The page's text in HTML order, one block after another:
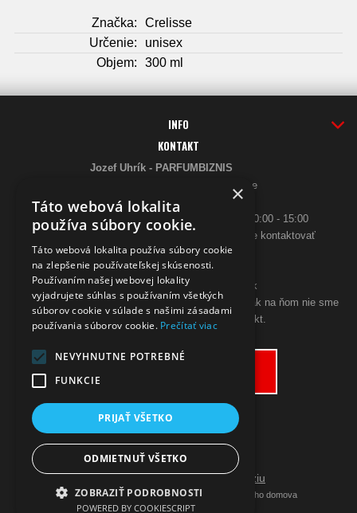
Značka:
Crelisse
Určenie:
unisex
Objem:
300 ml
INFO
KONTAKT
Jozef Uhrík - PARFUMBIZNIS
Saratovská 2926/21 93405 Levice
Telefón:
0948 005 546
- PO-PIA: 10:00 - 18:00, SO 10:00 - 15:00
ak sa aj hneď nedovoláte, budeme Vás spätne kontaktovať
Email:
poslimasem@gmail.com
objednavky@zpohodliadomova.sk
Kontaktovať nás môžete aj cez zákaznícky chat, ak na ňom nie sme
prítomný, zanechajte na seba kontakt.
Prepnúť zobrazenie na plnú verziu
Copyright 2019 - 2026 © Nakupujte z pohodlia vášho domova
×
Táto webová lokalita
používa súbory cookie.
Táto webová lokalita používa súbory cookie
na zlepšenie používateľskej skúsenosti.
Používaním našej webovej lokality
vyjadrujete súhlas s používaním všetkých
súborov cookie v súlade s našimi zásadami
používania súborov cookie. Prečítať viac
NEVYHNUTNE POTREBNÉ
FUNKCIE
PRIJAŤ VŠETKO
ODMIETNUŤ VŠETKO
ZOBRAZIŤ PODROBNOSTI
POWERED BY COOKIESCRIPT